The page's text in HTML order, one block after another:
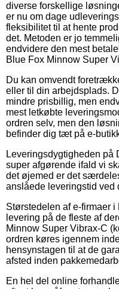
diverse forskellige
er nu om dage
fleksibilitet til at hente
det. Metoden er jo
endvidere den mest
Blue Fox Minnow Super
Du kan omvendt
eller til din arbejdsplads.
mindre prisbillig, men
mest letkøbte
ordren selv, men den
befinder dig tæt på e-
Leveringsdygtigheden på
super afgørende ifald vi
det øjemed er det
anslåede leveringstid ved
Størstedelen af e-firmaer
levering på de fleste af
Minnow Super Vibrax-C
ordren køres igennem
hensynstagen til at de
afsted inden
En hel del online